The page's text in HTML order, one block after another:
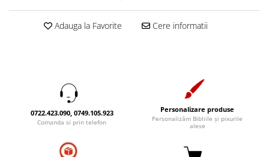
Tineri
Viata de familie
Despre biserica
Predici/ Schite de predici
Resurse studiu biblic
Instrumente teologice
Pentru copii
Pix+Semn de carte
Produse din lemn
Accesorii birou
Suport pahar
Magneti
Suport pahar
Adauga la Favorite Cere informatii
0722.423.090, 0749.105.923
Comanda si prin telefon
Personalizare produse
Personalizăm Bibliile și pixurile
alese